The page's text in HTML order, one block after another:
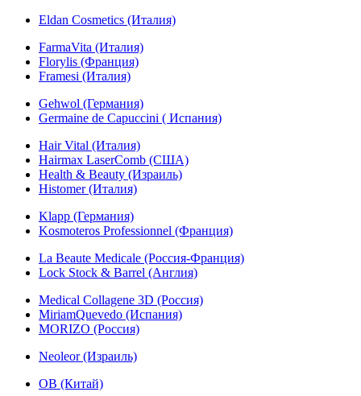
Eldan Cosmetics (Италия)
FarmaVita (Италия)
Florylis (Франция)
Framesi (Италия)
Gehwol (Германия)
Germaine de Capuccini ( Испания)
Hair Vital (Италия)
Hairmax LaserComb (США)
Health & Beauty (Израиль)
Histomer (Италия)
Klapp (Германия)
Kosmoteros Professionnel (Франция)
La Beaute Medicale (Россия-Франция)
Lock Stock & Barrel (Англия)
Medical Collagene 3D (Россия)
MiriamQuevedo (Испания)
MORIZO (Россия)
Neoleor (Израиль)
OB (Китай)